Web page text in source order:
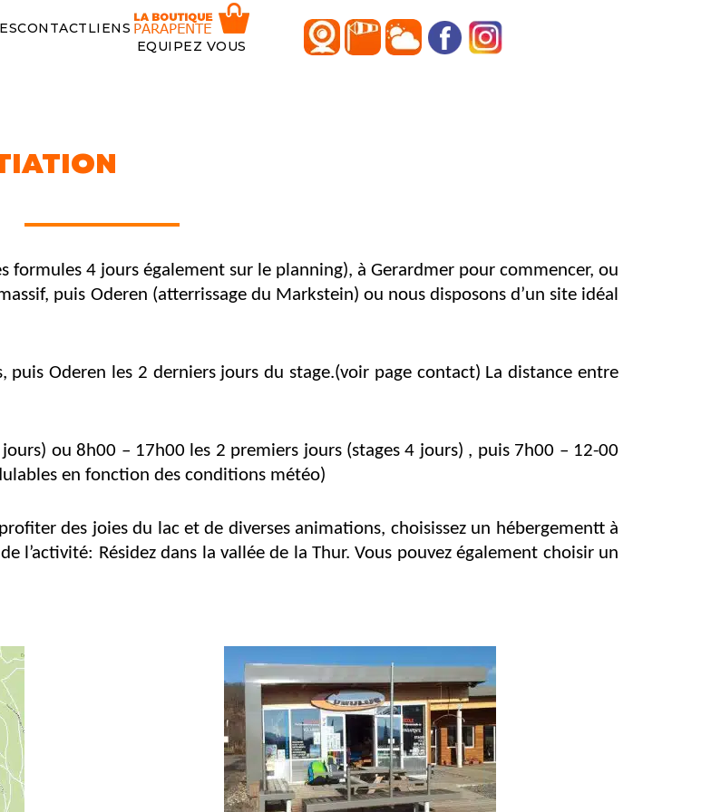
CONTACTLIENS
EQUIPEZ VOUS
b / INFOS PRATIQUES
formules 4 jours également sur le planning), à Gerardmer pour commencer, ou
puis Oderen (atterrissage du Markstein) ou nous disposons d’un site idéal
puis Oderen les 2 derniers jours du stage.(voir page contact) La distance entre
ou 8h00 – 17h00 les 2 premiers jours (stages 4 jours) , puis 7h00 – 12-00
en fonction des conditions météo)
des joies du lac et de diverses animations, choisissez un hébergementt à
l’activité: Résidez dans la vallée de la Thur. Vous pouvez également choisir un